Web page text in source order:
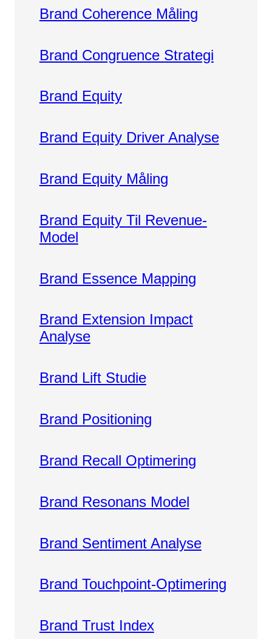
Brand Coherence Måling
Brand Congruence Strategi
Brand Equity
Brand Equity Driver Analyse
Brand Equity Måling
Brand Equity Til Revenue-
Model
Brand Essence Mapping
Brand Extension Impact
Analyse
Brand Lift Studie
Brand Positioning
Brand Recall Optimering
Brand Resonans Model
Brand Sentiment Analyse
Brand Touchpoint-Optimering
Brand Trust Index